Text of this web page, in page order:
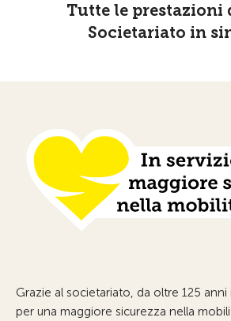
Tutte le prestazioni
Societariato in
Grazie al societariato, da oltre 125 anni
per una maggiore sicurezza nella